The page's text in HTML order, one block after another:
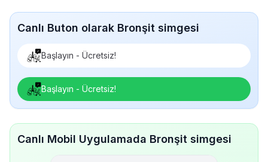
Canlı Buton olarak Bronşit simgesi
Başlayın - Ücretsiz!
Başlayın - Ücretsiz!
Canlı Mobil Uygulamada Bronşit simgesi